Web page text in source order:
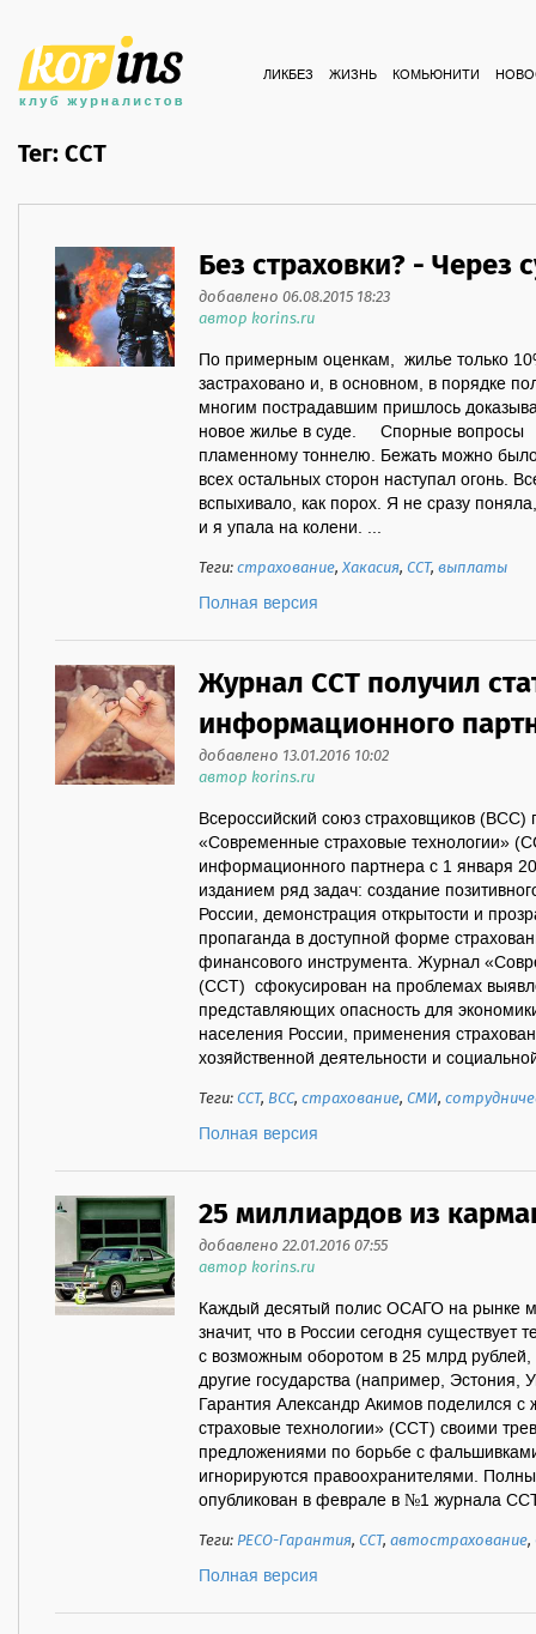
ЛИКБЕЗ ЖИЗНЬ КОМЬЮНИТИ
Тег: ССТ
Без страховки? - Через
добавлено 06.08.2015 18:23
автор korins.ru
По примерным оценкам, жилье только
застраховано и, в основном, в порядке
многим пострадавшим пришлось
новое жилье в суде. Спорные вопросы
пламенному тоннелю. Бежать можно
всех остальных сторон наступал огонь.
вспыхивало, как порох. Я не сразу
и я упала на колени. ...
Теги:страхование,Хакасия,ССТ,выплаты
Полная версия
Журнал ССТ получил
информационного
добавлено 13.01.2016 10:02
автор korins.ru
Всероссийский союз страховщиков (ВСС)
«Современные страховые технологии»
информационного партнера с 1 января
изданием ряд задач: создание
России, демонстрация открытости и
пропаганда в доступной форме
финансового инструмента. Журнал
(ССТ) сфокусирован на проблемах
представляющих опасность для
населения России, применения
хозяйственной деятельности и
Теги:ССТ, ВСС,страхование,СМИ,
Полная версия
25 миллиардов из
добавлено 22.01.2016 07:55
автор korins.ru
Каждый десятый полис ОСАГО на рынке
значит, что в России сегодня
с возможным оборотом в 25 млрд рублей,
другие государства (например,
Гарантия Александр Акимов поделился
страховые технологии» (ССТ) своими
предложениями по борьбе с
игнорируются правоохранителями.
опyбликован в феврале в №1 журнала
Теги:РЕСО-Гарантия,ССТ,автострахование,
Полная версия